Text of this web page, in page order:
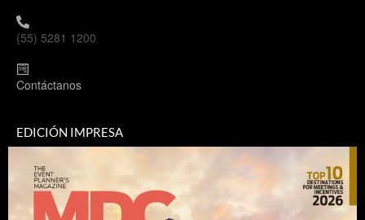
(55) 5281 1200
Contáctanos
EDICIÓN IMPRESA